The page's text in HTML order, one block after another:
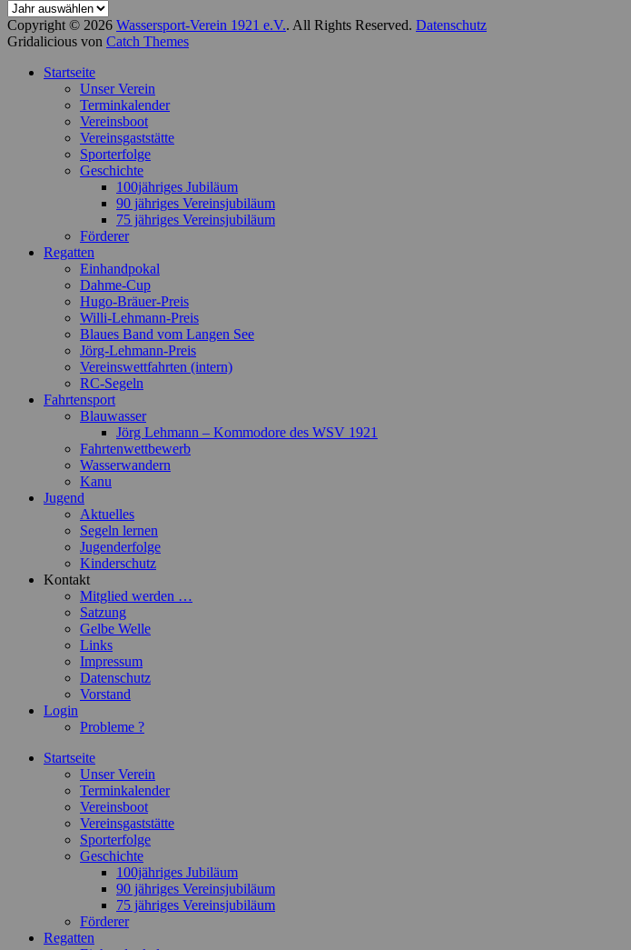
Copyright © 2026 Wassersport-Verein 1921 e.V.. All Rights Reserved. Datenschutz
Gridalicious von Catch Themes
oben
Startseite
Unser Verein
Terminkalender
Vereinsboot
Vereinsgaststätte
Sporterfolge
Geschichte
100jähriges Jubiläum
90 jähriges Vereinsjubiläum
75 jähriges Vereinsjubiläum
Förderer
Regatten
Einhandpokal
Dahme-Cup
Hugo-Bräuer-Preis
Willi-Lehmann-Preis
Blaues Band vom Langen See
Jörg-Lehmann-Preis
Vereinswettfahrten (intern)
RC-Segeln
Fahrtensport
Blauwasser
Jörg Lehmann – Kommodore des WSV 1921
Fahrtenwettbewerb
Wasserwandern
Kanu
Jugend
Aktuelles
Segeln lernen
Jugenderfolge
Kinderschutz
Kontakt
Mitglied werden …
Satzung
Gelbe Welle
Links
Impressum
Datenschutz
Vorstand
Login
Probleme ?
Startseite
Unser Verein
Terminkalender
Vereinsboot
Vereinsgaststätte
Sporterfolge
Geschichte
100jähriges Jubiläum
90 jähriges Vereinsjubiläum
75 jähriges Vereinsjubiläum
Förderer
Regatten